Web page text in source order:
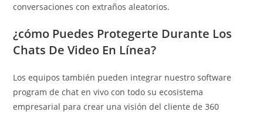
conversaciones con extraños aleatorios.
¿cómo Puedes Protegerte Durante Los
Chats De Video En Línea?
Los equipos también pueden integrar nuestro software
program de chat en vivo con todo su ecosistema
empresarial para crear una visión del cliente de 360